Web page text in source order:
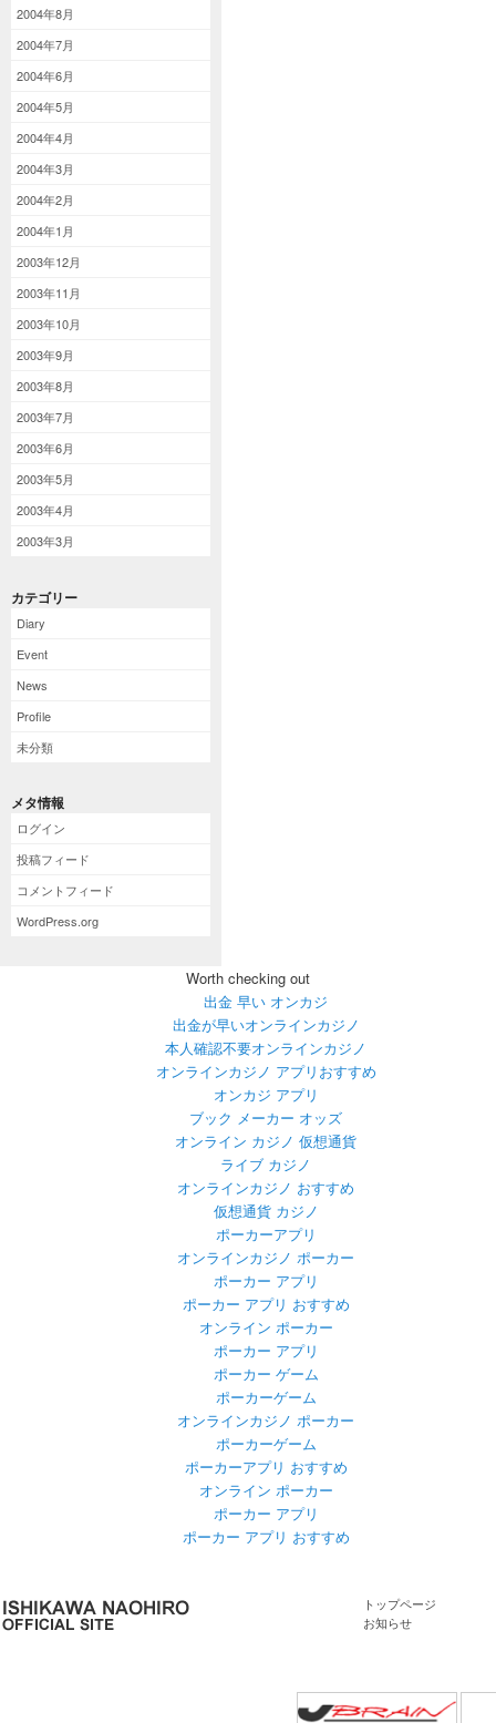
2004年8月
2004年7月
2004年6月
2004年5月
2004年4月
2004年3月
2004年2月
2004年1月
2003年12月
2003年11月
2003年10月
2003年9月
2003年8月
2003年7月
2003年6月
2003年5月
2003年4月
2003年3月
カテゴリー
Diary
Event
News
Profile
未分類
メタ情報
ログイン
投稿フィード
コメントフィード
WordPress.org
Worth checking out
出金 早い オンカジ
出金が早いオンラインカジノ
本人確認不要オンラインカジノ
オンラインカジノ アプリおすすめ
オンカジ アプリ
ブック メーカー オッズ
オンライン カジノ 仮想通貨
ライブ カジノ
オンラインカジノ おすすめ
仮想通貨 カジノ
ポーカーアプリ
オンラインカジノ ポーカー
ポーカー アプリ
ポーカー アプリ おすすめ
オンライン ポーカー
ポーカー アプリ
ポーカー ゲーム
ポーカーゲーム
オンラインカジノ ポーカー
ポーカーゲーム
ポーカーアプリ おすすめ
オンライン ポーカー
ポーカー アプリ
ポーカー アプリ おすすめ
トップページ
お知らせ